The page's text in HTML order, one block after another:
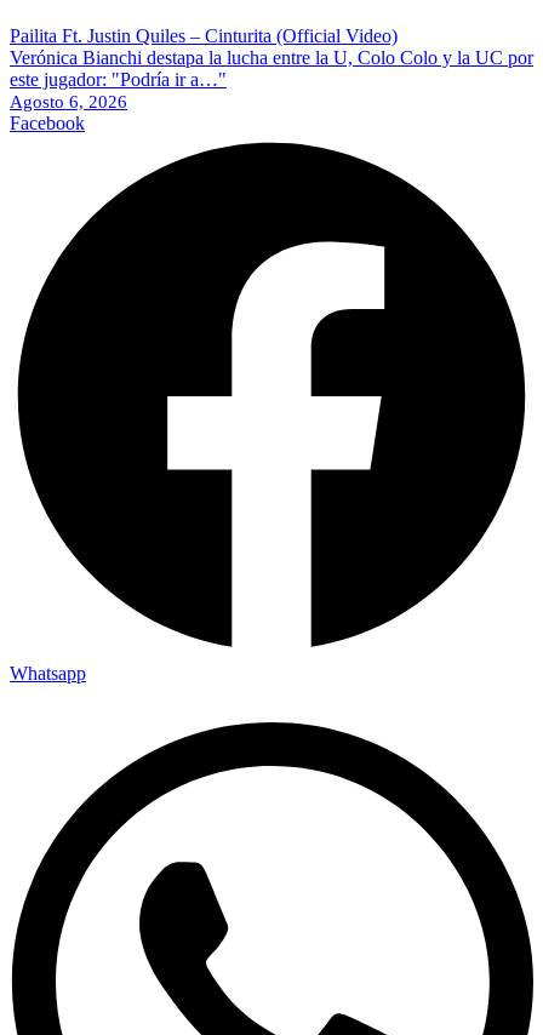
Pailita Ft. Justin Quiles – Cinturita (Official Video)
Verónica Bianchi destapa la lucha entre la U, Colo Colo y la UC por
este jugador: "Podría ir a…"
Agosto 6, 2026
Facebook
Whatsapp